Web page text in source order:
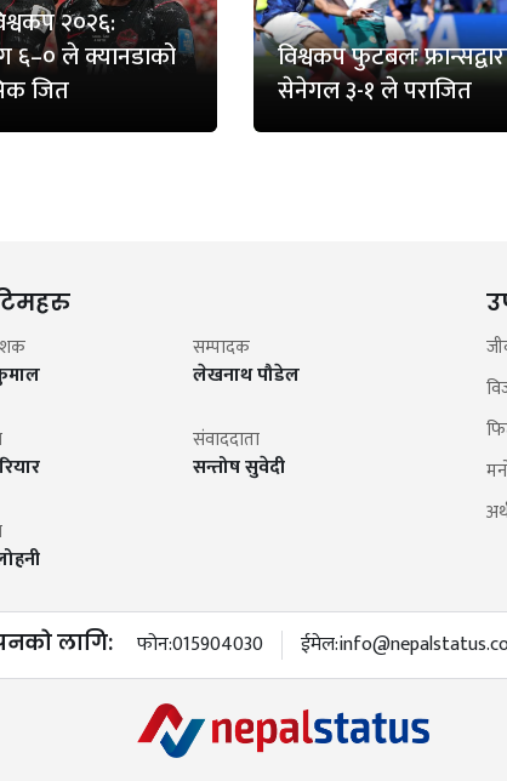
२०२६:
६–० ले क्यानडाको
जित
विश्वकप फुटबलः
सेनेगल ३-१ ले पराजित
सम्पादक
लेखनाथ पौडेल
संवाददाता
सन्तोष सुवेदी
लागि: फोन:015904030 ईमेल: